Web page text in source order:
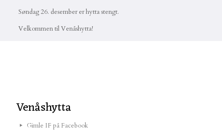
Søndag 26. desember er hytta stengt.
Velkommen til Venåshytta!
Venåshytta
Gimle IF på Facebook